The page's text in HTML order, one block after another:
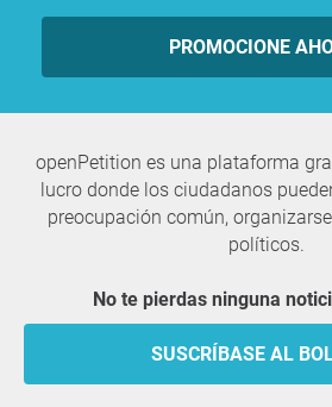
PROMOCIONE
openPetition es una plataforma
lucro donde los ciudadanos
preocupación común,
políticos.
No te pierdas ninguna
SUSCRÍBASE AL